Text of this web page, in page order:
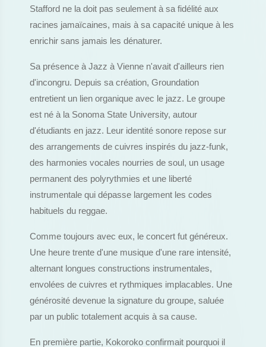
Stafford ne la doit pas seulement à sa fidélité aux
racines jamaïcaines, mais à sa capacité unique à les
enrichir sans jamais les dénaturer.
Sa présence à Jazz à Vienne n'avait d'ailleurs rien
d'incongru. Depuis sa création, Groundation
entretient un lien organique avec le jazz. Le groupe
est né à la Sonoma State University, autour
d'étudiants en jazz. Leur identité sonore repose sur
des arrangements de cuivres inspirés du jazz-funk,
des harmonies vocales nourries de soul, un usage
permanent des polyrythmies et une liberté
instrumentale qui dépasse largement les codes
habituels du reggae.
Comme toujours avec eux, le concert fut généreux.
Une heure trente d'une musique d'une rare intensité,
alternant longues constructions instrumentales,
envolées de cuivres et rythmiques implacables. Une
générosité devenue la signature du groupe, saluée
par un public totalement acquis à sa cause.
En première partie, Kokoroko confirmait pourquoi il